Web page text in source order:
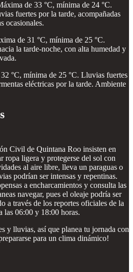
de 33 °C, mínima de 24 °C.
fuertes por la tarde, acompañadas
ocasionales.
de 31 °C, mínima de 25 °C.
la tarde-noche, con alta humedad y
°C, mínima de 25 °C. Lluvias fuertes
eléctricas por la tarde. Ambiente
Civil de Quintana Roo insisten en
ropa ligera y protegerse del sol con
al aire libre, lleva un paraguas o
podrían ser intensas y repentinas.
a encharcamientos y consulta las
navegar, pues el oleaje podría ser
a través de los reportes oficiales de la
06:00 y 18:00 horas.
y lluvias, así que planea tu jornada con
para un clima dinámico!